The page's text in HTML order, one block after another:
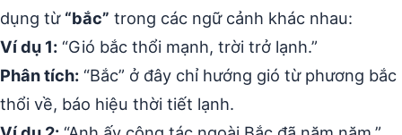
dụng từ “bắc” trong các ngữ cảnh khác nhau:
Ví dụ 1: “Gió bắc thổi mạnh, trời trở lạnh.”
Phân tích: “Bắc” ở đây chỉ hướng gió từ phương bắc
thổi về, báo hiệu thời tiết lạnh.